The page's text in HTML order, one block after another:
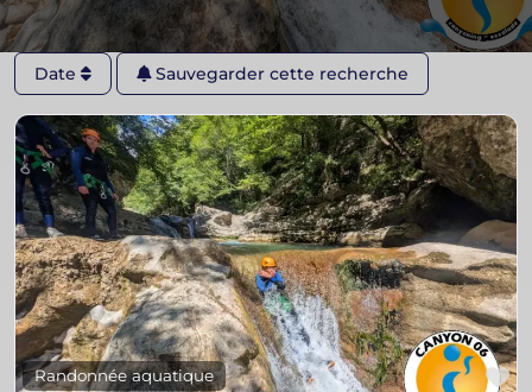
Date Sauvegarder cette recherche
Randonnée aquatique